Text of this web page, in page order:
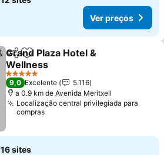
Ver preços
PartilharAdicionar aos favoritos
Grand Plaza Hotel &
Wellness
Ver preços
5 Estrelas
9,0 Excelente
5.116
a 0.9 km de Avenida Meritxell
Localização central privilegiada para
compras
16 sites